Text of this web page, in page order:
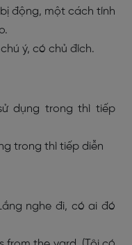
động, một cách tính
ý, có chủ đích.
dụng trong thì tiếp
trong thì tiếp diễn
nghe đi, có ai đó